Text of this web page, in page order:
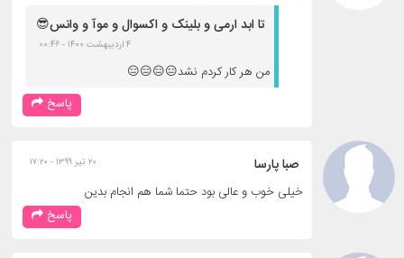
پاسخ
تا ابد ارمی و بلینک و اکسوال و موآ و وانس😎
۴ اردیبهشت ۱۴۰۰ - ۰۰:۴۶
من هر کار کردم نشد😑😑😑😑
صبا پارسا ۲۰ تیر ۱۳۹۹ - ۱۷:۲۰
خیلی خوب و عالی بود حتما شما هم انجام بدین
پاسخ